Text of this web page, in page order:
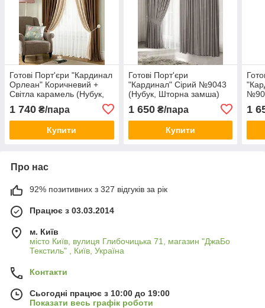
Готові Порт'єри "Кардинал
Орлеан" Коричневий +
Світла карамель (Нубук,
1 740 ₴/пара
Купити
Готові Порт'єри
"Кардинал" Сірий №9043
(Нубук, Шторна замша)
1 650₴/пара
Купити
1
Про нас
92% позитивних з 327 відгуків за рік
Працює з 03.03.2014
м. Київ
місто Київ, вулиця Глибочицька 71, магазин "ДжаБо
Текстиль" , Київ, Україна
Контакти
Сьогодні працює з 10:00 до 19:00
Показати весь графік роботи